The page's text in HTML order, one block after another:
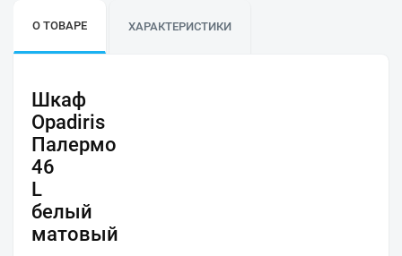
О ТОВАРЕ ХАРАКТЕРИСТИКИ
Шкаф
Opadiris
Палермо
46
L
белый
матовый